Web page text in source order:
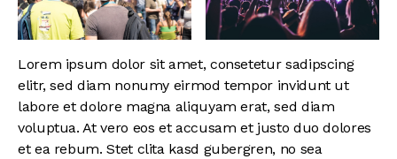
Lorem ipsum dolor sit amet, consetetur sadipscing
elitr, sed diam nonumy eirmod tempor invidunt ut
labore et dolore magna aliquyam erat, sed diam
voluptua. At vero eos et accusam et justo duo dolores
et ea rebum. Stet clita kasd gubergren, no sea